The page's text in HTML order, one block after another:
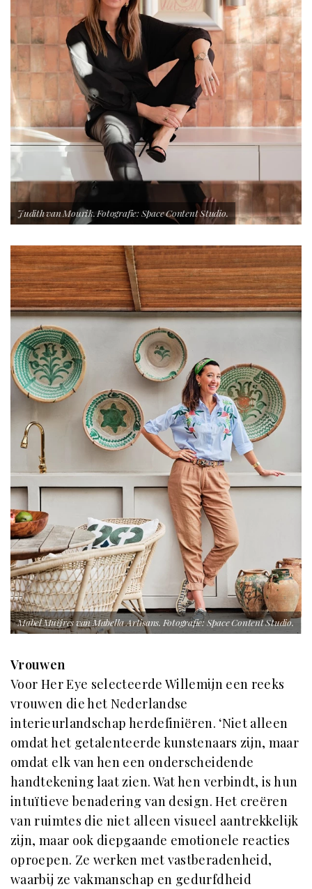
Judith van Mourik. Fotografie: Space Content Studio.
Mabel Muijres van Mabella Artisans. Fotografie: Space Content Studio.
Vrouwen
Voor Her Eye selecteerde Willemijn een reeks
vrouwen die het Nederlandse
interieurlandschap herdefiniëren. ‘Niet alleen
omdat het getalenteerde kunstenaars zijn, maar
omdat elk van hen een onderscheidende
handtekening laat zien. Wat hen verbindt, is hun
intuïtieve benadering van design. Het creëren
van ruimtes die niet alleen visueel aantrekkelijk
zijn, maar ook diepgaande emotionele reacties
oproepen. Ze werken met vastberadenheid,
waarbij ze vakmanschap en gedurfdheid